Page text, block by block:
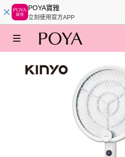
POYA寶雅
立刻使用官方APP